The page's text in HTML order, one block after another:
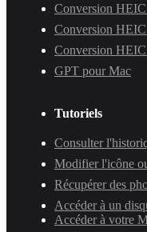
Conversion HEIC
Conversion
Conversion
GPT pour Mac
Tutoriels
Consulter
Modifier l'icône
Récupérer des
Accéder à un
Accéder à votre